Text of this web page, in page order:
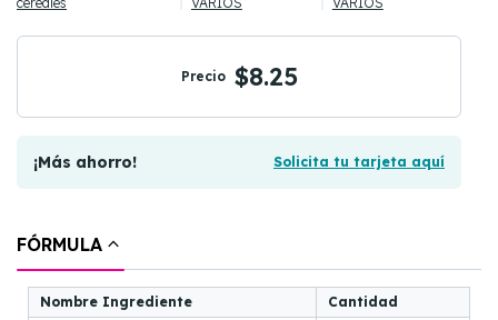
Precio $8.25
¡Más ahorro! Solicita tu tarjeta aquí
FÓRMULA
Nombre Ingrediente
Cantidad